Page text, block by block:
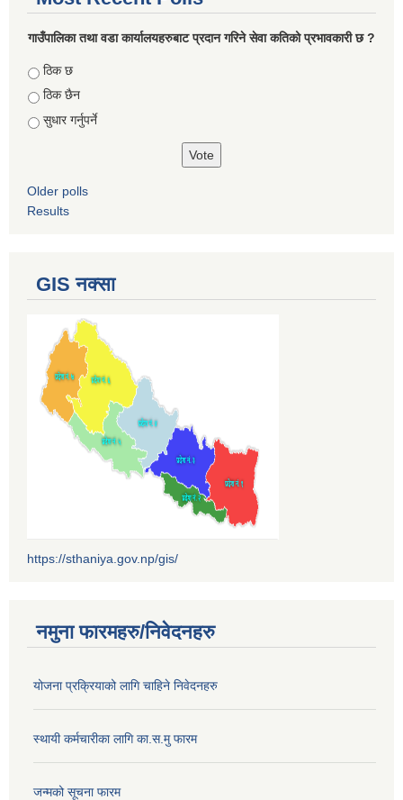
गाउँपालिका तथा वडा कार्यालयहरुबाट प्रदान गरिने सेवा कतिको प्रभावकारी छ ?
Choices
ठिक छ
ठिक छैन
सुधार गर्नुपर्ने
Older polls
Results
GIS नक्सा
https://sthaniya.gov.np/gis/
नमुना फारमहरु/निवेदनहरु
योजना प्रक्रियाको लागि चाहिने निवेदनहरु
स्थायी कर्मचारीका लागि का.स.मु फारम
जन्मको सूचना फारम